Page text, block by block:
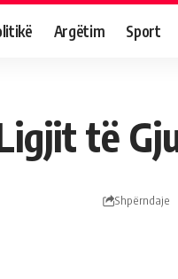
Argëtim Sport
të
Shpërndaje